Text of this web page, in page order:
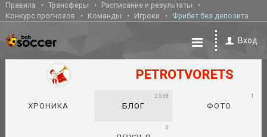
Правила Трансферы
Расписание и результаты
Конкурс прогнозов
Команды Игроки Фрибет без депозита
Вход
PETROTVORETS
ХРОНИКА БЛОГ
2568
ФОТО
1
0